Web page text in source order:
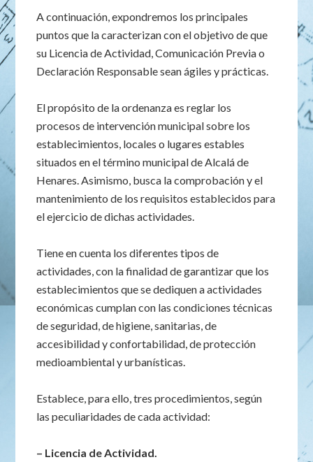
A continuación, expondremos los principales
puntos que la caracterizan con el objetivo de que
su Licencia de Actividad, Comunicación Previa o
Declaración Responsable sean ágiles y prácticas.
El propósito de la ordenanza es reglar los
procesos de intervención municipal sobre los
establecimientos, locales o lugares estables
situados en el término municipal de Alcalá de
Henares. Asimismo, busca la comprobación y el
mantenimiento de los requisitos establecidos para
el ejercicio de dichas actividades.
Tiene en cuenta los diferentes tipos de
actividades, con la finalidad de garantizar que los
establecimientos que se dediquen a actividades
económicas cumplan con las condiciones técnicas
de seguridad, de higiene, sanitarias, de
accesibilidad y confortabilidad, de protección
medioambiental y urbanísticas.
Establece, para ello, tres procedimientos, según
las peculiaridades de cada actividad:
– Licencia de Actividad.